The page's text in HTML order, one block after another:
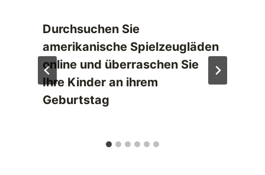
Durchsuchen Sie
amerikanische Spielzeugläden
online und überraschen Sie
Ihre Kinder an ihrem
Geburtstag